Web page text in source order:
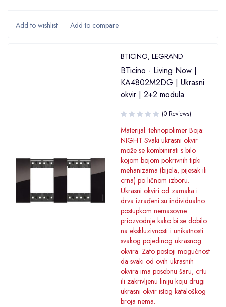
BTICINO, LEGRAND
BTicino - Living Now |
KA4802M2DG | Ukrasni
okvir | 2+2 modula
(0 Reviews)
Materijal: tehnopolimer Boja:
NIGHT Svaki ukrasni okvir
može se kombinirati s bilo
kojom bojom pokrivnih tipki
mehanizama (bijela, pijesak ili
crna) po ličnom izboru.
Ukrasni okviri od zamaka i
drva izrađeni su individualno
postupkom nemasovne
priozvodnje kako bi se dobilo
na ekskluzivnosti i unikatnosti
svakog pojedinog ukrasnog
okvira. Zato postoji mogućnost
da svaki od ovih ukrasnih
okvira ima posebnu šaru, crtu
ili zakrivljenu liniju koju drugi
ukrasni okvir istog kataloškog
broja nema.